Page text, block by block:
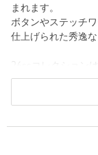
まれます。
ボタンやステッチ
仕上げられた秀逸な
す。
江戸時代に作られ